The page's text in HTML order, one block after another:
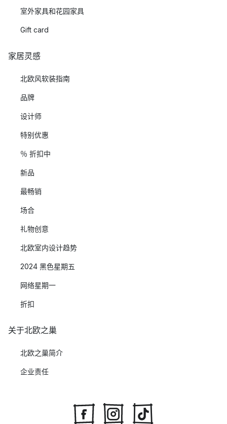
室外家具和花园家具
Gift card
家居灵感
北欧风软装指南
品牌
设计师
特别优惠
％ 折扣中
新品
最畅销
场合
礼物创意
北欧室内设计趋势
2024 黑色星期五
网络星期一
折扣
关于北欧之巢
北欧之巢简介
企业责任